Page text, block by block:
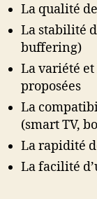
La qualité
La stabilité
buffering)
La variété
proposées
La
(smart TV,
La rapidité
La facilité